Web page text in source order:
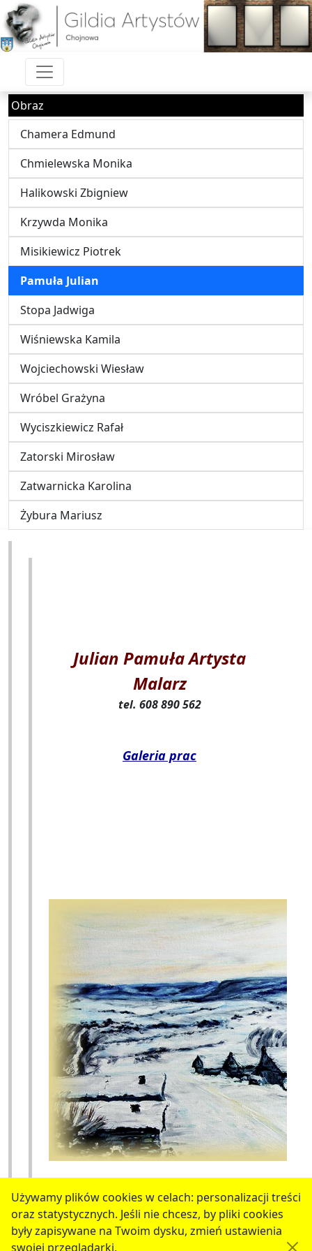
Używamy plików cookies w celach: personalizacji treści
oraz statystycznych. Jeśli nie chcesz, by pliki cookies
były zapisywane na Twoim dysku, zmień ustawienia
swojej przeglądarki.
Obraz
Chamera Edmund
Chmielewska Monika
Halikowski Zbigniew
Krzywda Monika
Misikiewicz Piotrek
Pamuła Julian
Stopa Jadwiga
Wiśniewska Kamila
Wojciechowski Wiesław
Wróbel Grażyna
Wyciszkiewicz Rafał
Zatorski Mirosław
Zatwarnicka Karolina
Żybura Mariusz
Julian Pamuła Artysta
Malarz
tel. 608 890 562
Galeria prac
serwis jest częścią portalu miejskiegowww.chojnow.eu
przygotowanego przez
MEDIART (w